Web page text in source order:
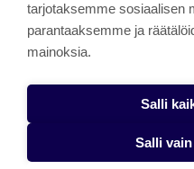
About the site
Käyttöehdot
Saavutettavuusseloste
Alasottoilmoitus
tarjotaksemme sosiaalisen
parantaaksemme ja
mainoksia.
Salli
Salli